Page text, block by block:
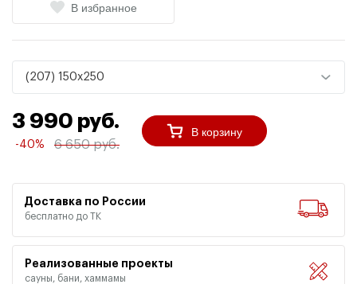
В избранное
(207) 150x250
3 990 руб.
-40% 6 650 руб.
В корзину
Доставка по России
бесплатно до ТК
Реализованные проекты
сауны, бани, хаммамы